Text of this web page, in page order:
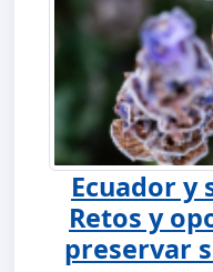
Ecuador y
Retos y
preservar